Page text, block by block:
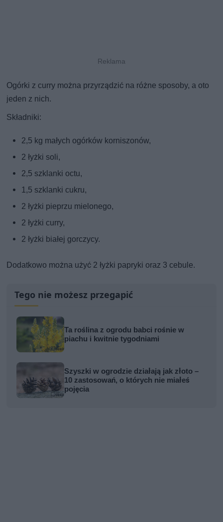
Ogórki z curry można przyrządzić na różne sposoby, a oto
jeden z nich.
Składniki:
2,5 kg małych ogórków korniszonów,
2 łyżki soli,
2,5 szklanki octu,
1,5 szklanki cukru,
2 łyżki pieprzu mielonego,
2 łyżki curry,
2 łyżki białej gorczycy.
Dodatkowo można użyć 2 łyżki papryki oraz 3 cebule.
Tego nie możesz przegapić
Ta roślina z ogrodu babci rośnie w
piachu i kwitnie tygodniami
Szyszki w ogrodzie działają jak złoto –
10 zastosowań, o których nie miałeś
pojęcia